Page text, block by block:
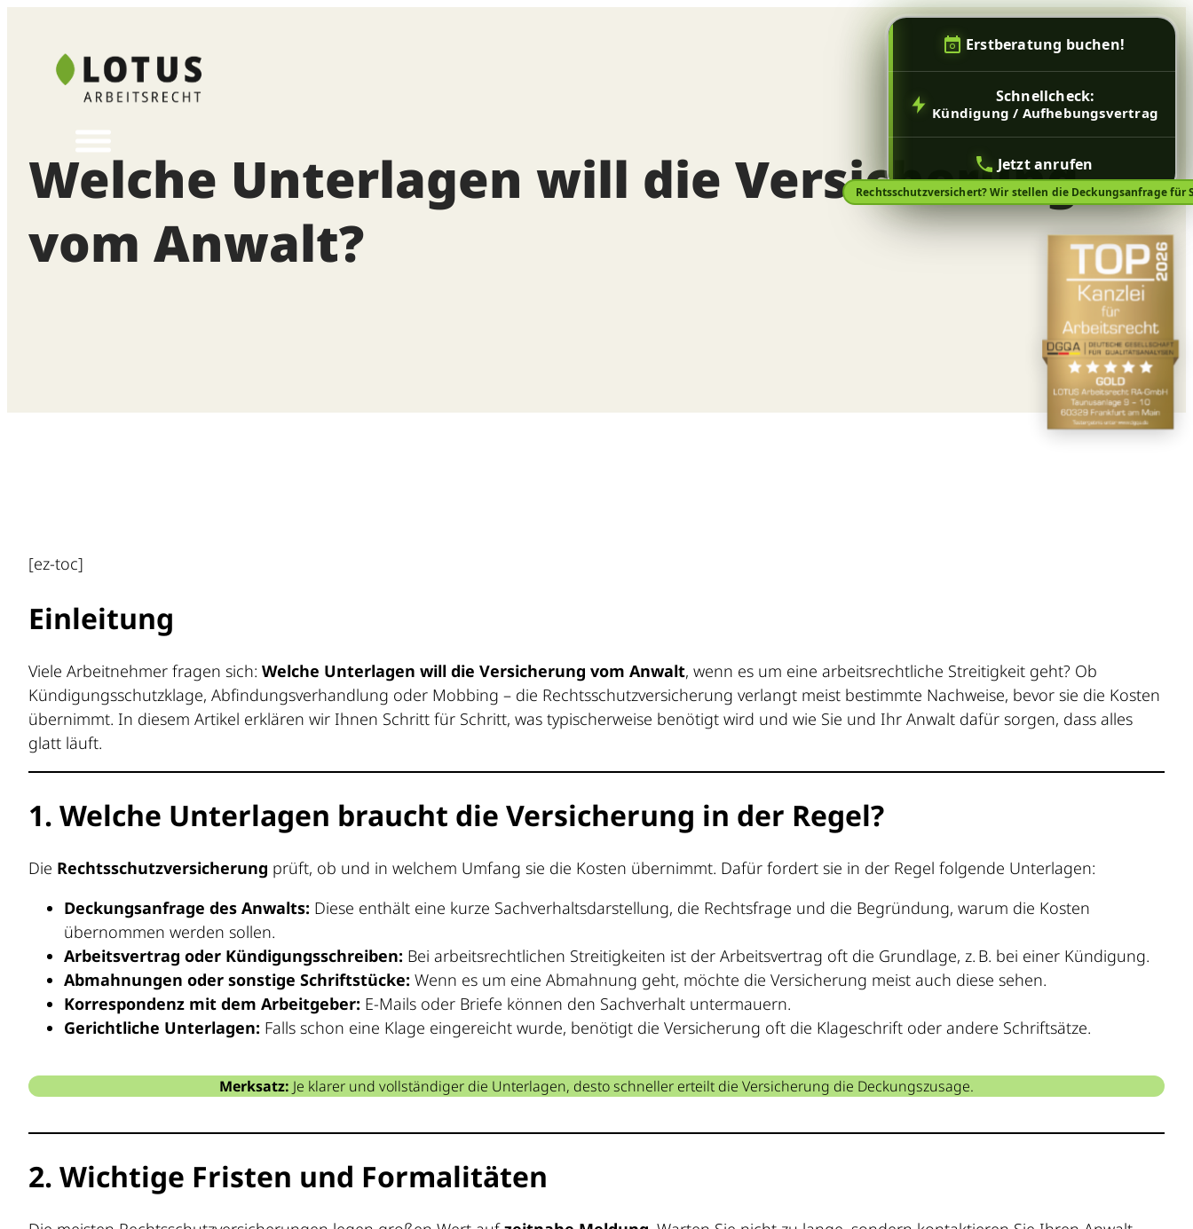
Erstberatung buchen!
Schnellcheck:
Kündigung / Aufhebungsvertrag
Jetzt anrufen
Rechtsschutzversichert? Wir stellen die Deckungsanfrage für
springen
Welche Unterlagen will die Versicherung
vom Anwalt?
[ez-toc]
Einleitung
Viele Arbeitnehmer fragen sich: Welche Unterlagen will die Versicherung vom Anwalt, wenn es um eine arbeitsrechtliche Streitigkeit geht? Ob
Kündigungsschutzklage, Abfindungsverhandlung oder Mobbing – die Rechtsschutzversicherung verlangt meist bestimmte Nachweise, bevor sie die Kosten
übernimmt. In diesem Artikel erklären wir Ihnen Schritt für Schritt, was typischerweise benötigt wird und wie Sie und Ihr Anwalt dafür sorgen, dass alles
glatt läuft.
1. Welche Unterlagen braucht die Versicherung in der Regel?
Die Rechtsschutzversicherung prüft, ob und in welchem Umfang sie die Kosten übernimmt. Dafür fordert sie in der Regel folgende Unterlagen:
Deckungsanfrage des Anwalts: Diese enthält eine kurze Sachverhaltsdarstellung, die Rechtsfrage und die Begründung, warum die Kosten
übernommen werden sollen.
Arbeitsvertrag oder Kündigungsschreiben: Bei arbeitsrechtlichen Streitigkeiten ist der Arbeitsvertrag oft die Grundlage, z. B. bei einer Kündigung.
Abmahnungen oder sonstige Schriftstücke: Wenn es um eine Abmahnung geht, möchte die Versicherung meist auch diese sehen.
Korrespondenz mit dem Arbeitgeber: E-Mails oder Briefe können den Sachverhalt untermauern.
Gerichtliche Unterlagen: Falls schon eine Klage eingereicht wurde, benötigt die Versicherung oft die Klageschrift oder andere Schriftsätze.
Merksatz: Je klarer und vollständiger die Unterlagen, desto schneller erteilt die Versicherung die Deckungszusage.
2. Wichtige Fristen und Formalitäten